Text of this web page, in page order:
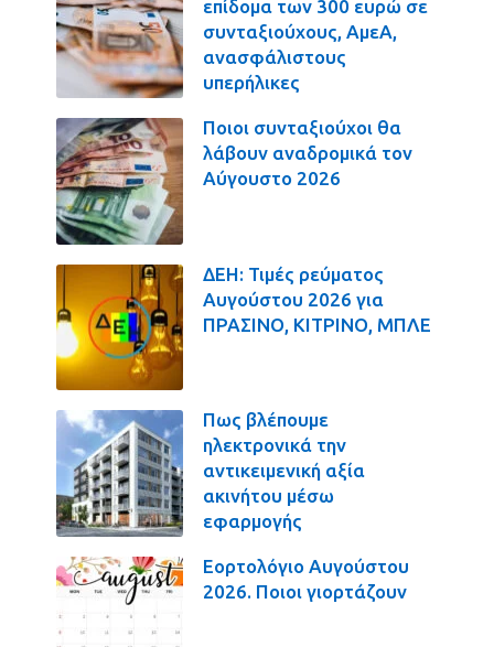
επίδομα των 300 ευρώ σε
συνταξιούχους, ΑμεΑ,
ανασφάλιστους
υπερήλικες
Ποιοι συνταξιούχοι θα
λάβουν αναδρομικά τον
Αύγουστο 2026
ΔΕΗ: Τιμές ρεύματος
Αυγούστου 2026 για
ΠΡΑΣΙΝΟ, ΚΙΤΡΙΝΟ, ΜΠΛΕ
Πως βλέπουμε
ηλεκτρονικά την
αντικειμενική αξία
ακινήτου μέσω
εφαρμογής
Εορτολόγιο Αυγούστου
2026. Ποιοι γιορτάζουν